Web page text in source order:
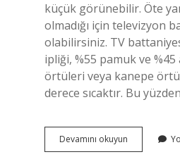
küçük görünebilir. Öte
olmadığı için televizyon
olabilirsiniz. TV
ipliği, %55 pamuk ve
örtüleri veya kanepe
derece sıcaktır. Bu
Devamını okuyun
Tv